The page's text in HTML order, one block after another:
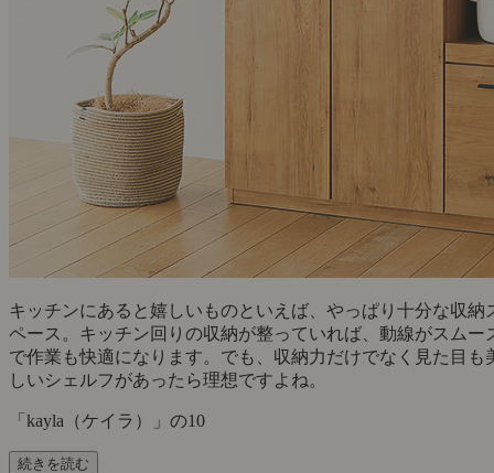
キッチンにあると嬉しいものといえば、やっぱり十分な収納
ペース。キッチン回りの収納が整っていれば、動線がスムー
で作業も快適になります。でも、収納力だけでなく見た目も
しいシェルフがあったら理想ですよね。
「kayla（ケイラ）」の10
続きを読む